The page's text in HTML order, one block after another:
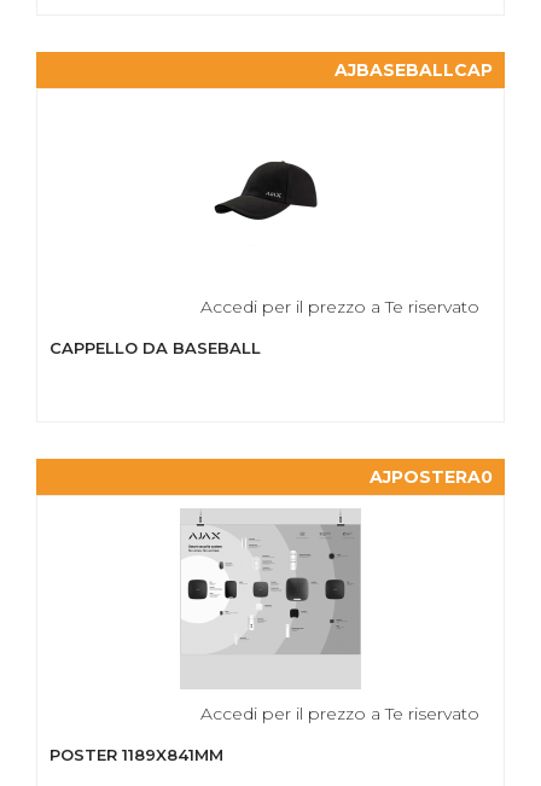
AJBASEBALLCAP
Accedi per il prezzo a Te riservato
CAPPELLO DA BASEBALL
AJPOSTERA0
Accedi per il prezzo a Te riservato
POSTER 1189X841MM